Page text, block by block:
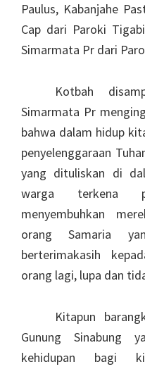
Paulus, Kabanjahe
Cap dari Paroki
Simarmata Pr dari
Kotbah
Simarmata Pr
bahwa dalam hidup
penyelenggaraan
yang dituliskan di
warga terkena
menyembuhkan
orang Samaria
berterimakasih
orang lagi, lupa dan
Kitapun
Gunung Sinabung
kehidupan bagi